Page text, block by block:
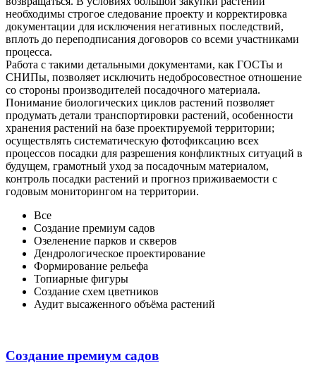
необходимы строгое следование проекту и корректировка
документации для исключения негативных последствий,
вплоть до переподписания договоров со всеми участниками
процесса.
Работа с такими детальными документами, как ГОСТы и
СНИПы, позволяет исключить недобросовестное отношение
со стороны производителей посадочного материала.
Понимание биологических циклов растений позволяет
продумать детали транспортировки растений, особенности
хранения растений на базе проектируемой территории;
осуществлять систематическую фотофиксацию всех
процессов посадки для разрешения конфликтных ситуаций в
будущем, грамотный уход за посадочным материалом,
контроль посадки растений и прогноз приживаемости с
годовым мониторингом на территории.
Все
Создание премиум садов
Озеленение парков и скверов
Дендрологическое проектирование
Формирование рельефа
Топиарные фигуры
Создание схем цветников
Аудит высаженного объёма растений
Создание премиум садов